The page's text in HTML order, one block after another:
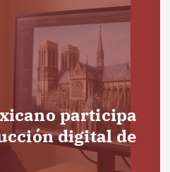
participa
digital de